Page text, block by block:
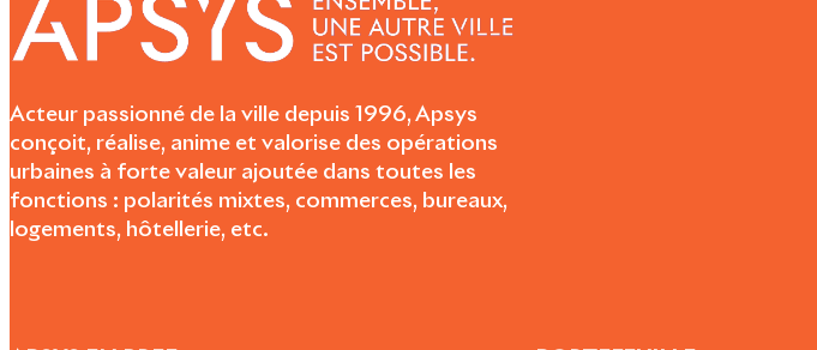
Acteur passionné de la ville depuis 1996, Apsys
conçoit, réalise, anime et valorise des opérations
urbaines à forte valeur ajoutée dans toutes les
fonctions : polarités mixtes, commerces, bureaux,
logements, hôtellerie, etc.